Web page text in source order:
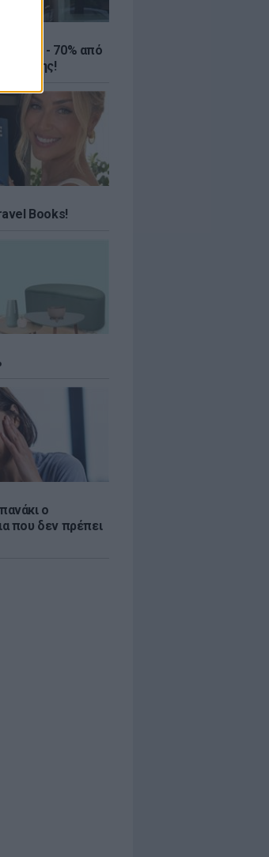
έως - 70% από
ένδυσης!
Books!
ο
που δεν πρέπει